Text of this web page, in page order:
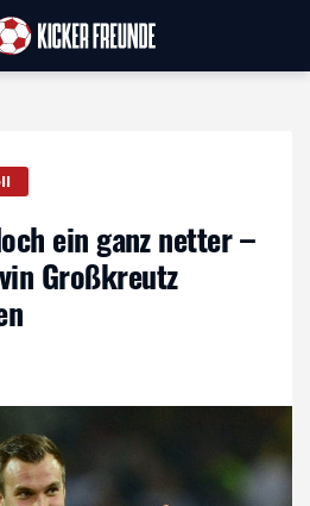
ein ganz netter –
Großkreutz